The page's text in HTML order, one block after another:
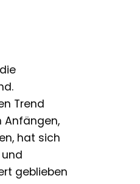
Trend
Anfängen,
hat sich
geblieben